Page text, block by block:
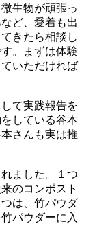
生物が頑張っ
ど、愛着も出
きたら相談し
。まずは体験
いただければ
て実践報告を
している谷本
さんも実は推
ました。１つ
のコンポスト
は、竹パウダ
パウダーに入